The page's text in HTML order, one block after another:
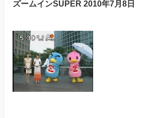
ズームインSUPER 2010年7月8日